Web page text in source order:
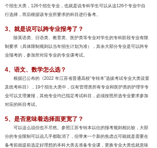
个招生大类，126个招生专业，也就是说专科学生可以从这126个专业中自
行选择，而后根据该专业所要求的科目进行备考。
3、就是说可以跨专业报考了？
除英语类、日语类、教育类、医护类等专业对学生的专科阶段专业有限
制要求（具体限制规则以当年招生计划为准），其余大部分专业是可以跨专
业报考的，参加所对应专业的专业课考试。
4、语文、数学怎么选？
根据已公布的《2022 年江苏省普通高校“专转本”选拔考试专业大类设置
及统考科目》，19个招生大类中，仅有管理类所有专业和医护类的护理学专
业可以文理兼报，其他专业均已指定考试科目，必须按照所选专业要求参加
对应的科目考试。
5、是否意味着选择面更宽了？
可以这么说但也不尽然。参照江苏专转本以往的报考规则相比较，大部
分的专业限制可以说几乎都取消了，但带来一个新的焦虑点可能就是需要在
备考前就提前选定好理想的本科大类去准备专业课，更换专业大类也就意味